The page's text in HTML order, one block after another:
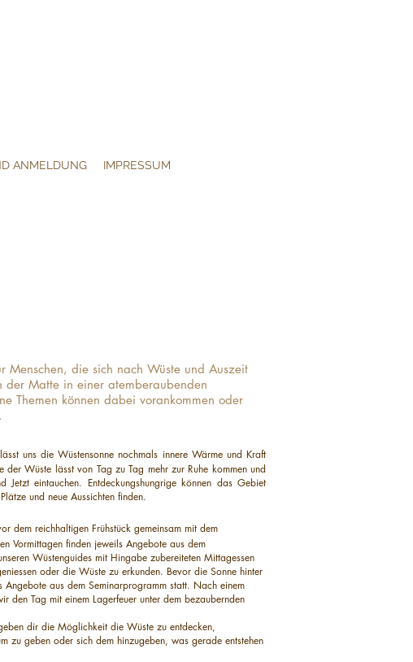
ANMELDUNG IMPRESSUM
Menschen, die sich nach Wüste und Auszeit
der Matte in einer atemberaubenden
Themen können dabei vorankommen oder
uns die Wüstensonne nochmals innere Wärme und Kraft
Wüste lässt von Tag zu Tag mehr zur Ruhe kommen und
eintauchen. Entdeckungshungrige können das Gebiet
und neue Aussichten finden.
dem reichhaltigen Frühstück gemeinsam mit dem
Vormittagen finden jeweils Angebote aus dem
Wüstenguides mit Hingabe zubereiteten Mittagessen
oder die Wüste zu erkunden. Bevor die Sonne hinter
aus dem Seminarprogramm statt. Nach einem
den Tag mit einem Lagerfeuer unter dem bezaubernden
dir die Möglichkeit die Wüste zu entdecken,
zu geben oder sich dem hinzugeben, was gerade entstehen